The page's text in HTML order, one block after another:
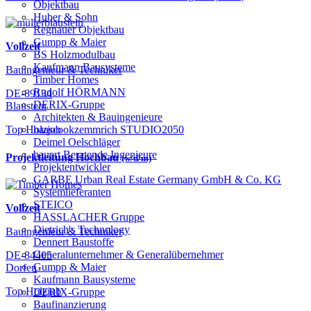
Objektbau
Huber & Sohn
Regnauer Objektbau
Gumpp & Maier
BS Holzmodulbau
Kaufmann Bausysteme
Timber Homes
Rudolf HÖRMANN
DERIX-Gruppe
Architekten & Bauingenieure
haascookzemmrich STUDIO2050
Deimel Oelschläger
bauart Beratende Ingenieure
Projektentwickler
GARBE Urban Real Estate Germany GmbH & Co. KG
Systemlieferanten
STEICO
HASSLACHER Gruppe
Dietrich's Technology
Dennert Baustoffe
Generalunternehmer & Generalübernehmer
Gumpp & Maier
Kaufmann Bausysteme
DERIX-Gruppe
Baufinanzierung
Vollzeit
Bauingenieur & Techniker
DE-89134
Blaustein
Top Holzjob
Projektleitung Hochbau(w/d/m)
Vollzeit
Bauingenieur & Techniker
DE-84405
Dorfen
Top Holzjob